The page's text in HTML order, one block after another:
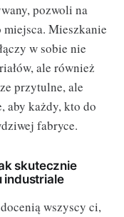
pozwoli na
Mieszkanie
w sobie nie
ale również
przytulne, ale
aby każdy, kto do
fabryce.
skutecznie
industriale
wszyscy ci,